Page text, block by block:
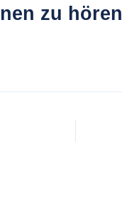
zu hören